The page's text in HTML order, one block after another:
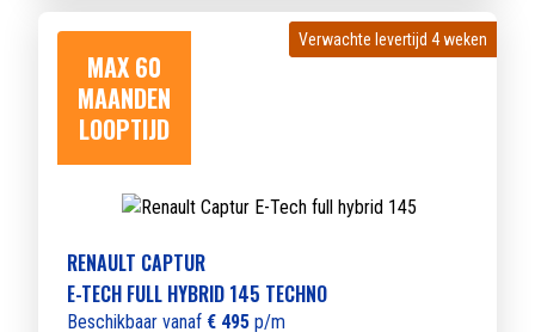
MAX 60
MAANDEN
LOOPTIJD
Verwachte levertijd 4 weken
Verwachte levertijd 4 weken
RENAULT CAPTUR
E-TECH FULL HYBRID 145 TECHNO
Beschikbaar vanaf € 495 p/m